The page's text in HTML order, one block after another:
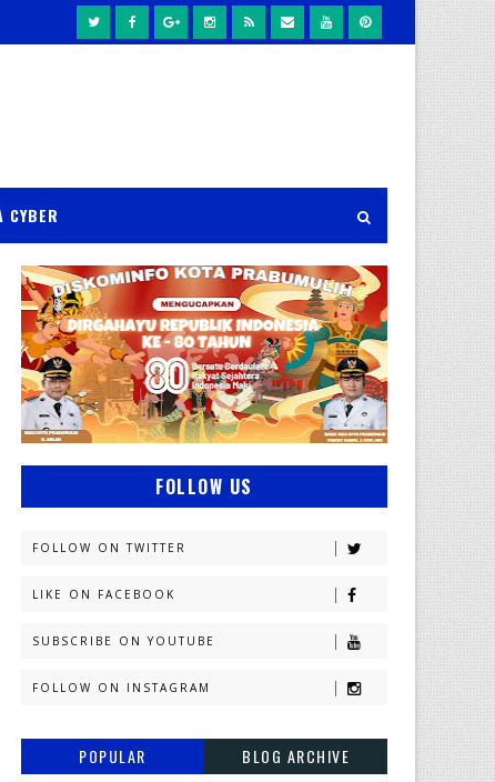
CYBER
FOLLOW US
FOLLOW ON TWITTER
LIKE ON FACEBOOK
SUBSCRIBE ON YOUTUBE
FOLLOW ON INSTAGRAM
POPULAR BLOG ARCHIVE